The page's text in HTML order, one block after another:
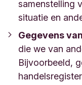
samenstelling
situatie en
Gegevens
die we van
Bijvoorbeeld,